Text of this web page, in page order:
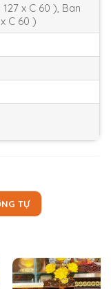
x C 60 ), Ban
C 60 )
TỰ